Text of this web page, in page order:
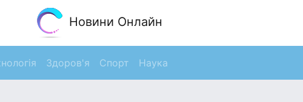
Новини Онлайн
Здоров'я Спорт Наука